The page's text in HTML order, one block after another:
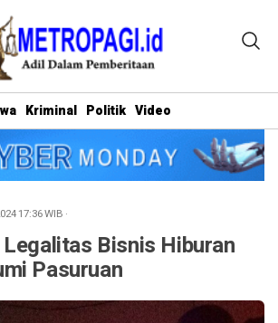
Kriminal Politik Video
17:36WIB ·
Bisnis Hiburan
Pasuruan